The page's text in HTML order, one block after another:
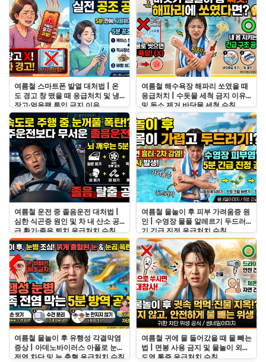
여름철 스마트폰 발열 대처법 | 온
도 경고 창 떴을 때 응급처치 및 냉
장고·얼음팩 투입 금지 이유
여름철 해수욕장 해파리 쏘였을 때
응급처치 | 수돗물 세척 금지 이유
및 독소 제거 바닷물 세척 수칙
여름철 운전 중 졸음운전 대처법 |
심한 식곤증 원인 및 차 내 산소 공
급 환기·졸음 퇴치 응급처치 수칙
여름철 물놀이 후 피부 가려움증 원
인 | 수영장 물풀 알레르기 두드러
기 긴급 진정 응급처치 수칙
여름철 물놀이 후 유행성 각결막염
증상 | 아데노바이러스 아폴로 눈병
전염 차단 및 눈 충혈 응급처치 수칙
여름철 귀에 물 들어갔을 때 물 빼는
법 | 면봉 사용 금지 및 물놀이 외이
도염 통증 응급처치 수칙